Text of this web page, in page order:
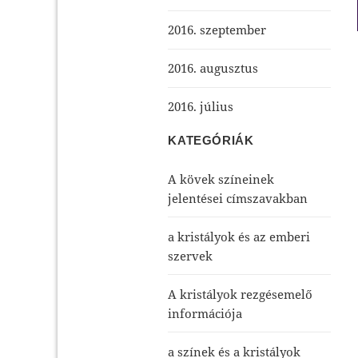
2016. szeptember
2016. augusztus
2016. július
KATEGÓRIÁK
A kövek színeinek
jelentései címszavakban
a kristályok és az emberi
szervek
A kristályok rezgésemelő
információja
a színek és a kristályok